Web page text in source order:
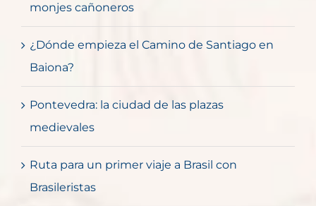
monjes cañoneros
¿Dónde empieza el Camino de Santiago en
Baiona?
Pontevedra: la ciudad de las plazas
medievales
Ruta para un primer viaje a Brasil con
Brasileristas